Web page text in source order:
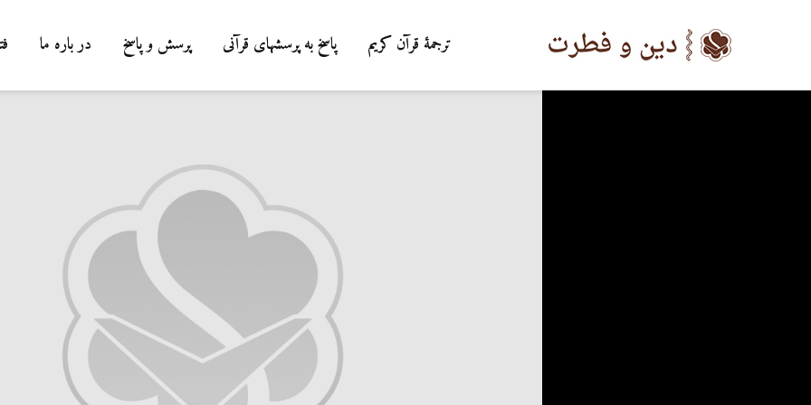
ترجمۀ قرآن کریم پاسخ به پرسشهای قرآنی پرسش و پاسخ در باره ما